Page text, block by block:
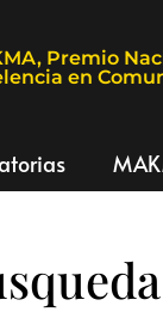
Premio
en